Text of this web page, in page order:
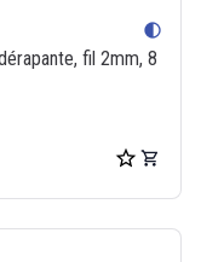
contrast
fil 2mm, 8